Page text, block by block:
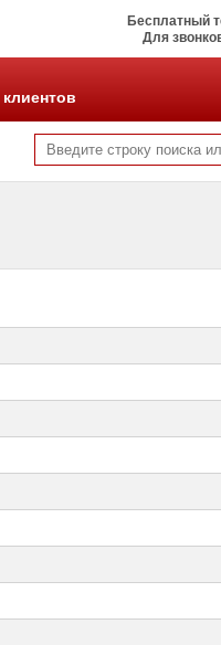
Бесплатный
Для